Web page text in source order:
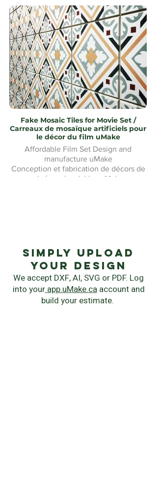
Fake Mosaic Tiles for Movie Set /
Carreaux de mosaïque artificiels pour
le décor du film uMake
Affordable Film Set Design and
manufacture uMake
Conception et fabrication de décors de
cinéma abordables uMake
Simply upload
your Design
We accept DXF, AI, SVG or PDF. Log
into yourapp.uMake.caaccount and
build your estimate.